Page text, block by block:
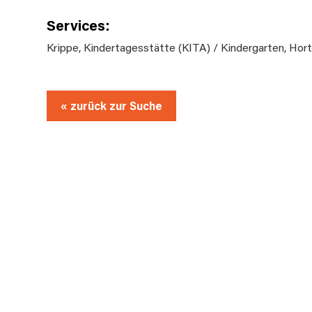
Services:
Krippe, Kindertagesstätte (KITA) / Kindergarten, Hort
« zurück zur Suche